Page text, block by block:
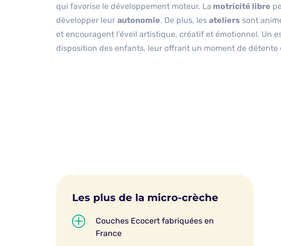
qui favorise le développement moteur. La motricité libre
développer leur autonomie. De plus, les ateliers sont
et encouragent l’éveil artistique, créatif et émotionnel. Un
disposition des enfants, leur offrant un moment de détente
Les plus de la micro-crèche
P
Couches Ecocert fabriquées en
France